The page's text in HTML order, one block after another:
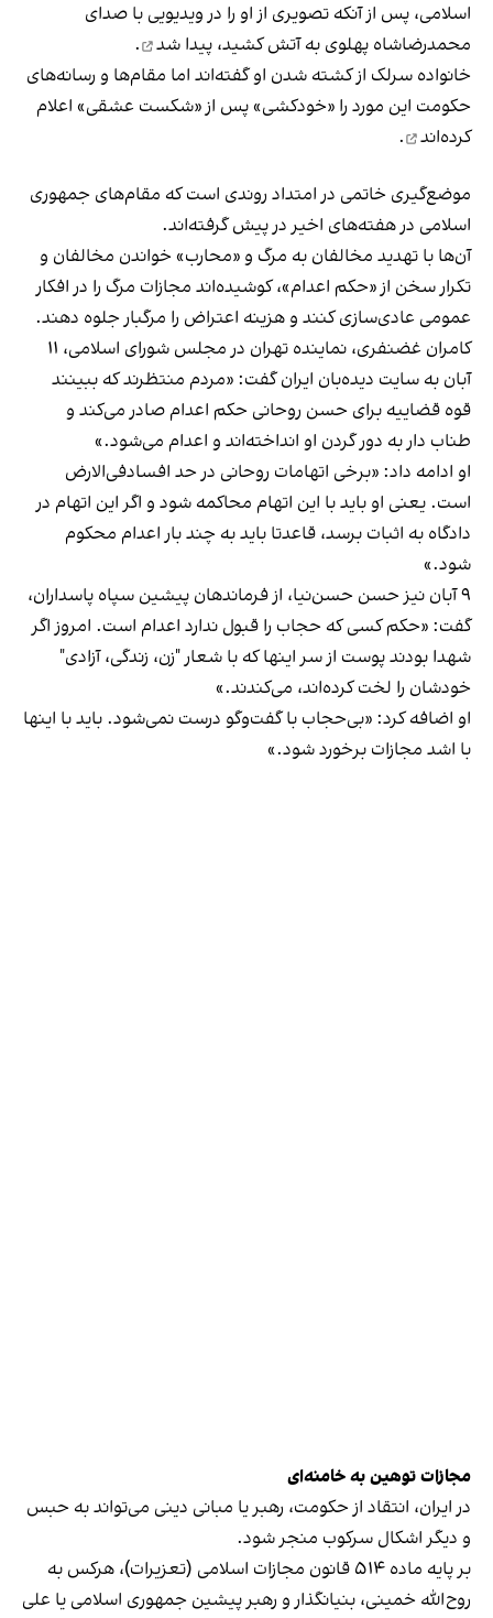
اسلامی، پس از آنکه تصویری از او را در ویدیویی با صدای
محمدرضاشاه پهلوی به آتش کشید، پیدا شد
.
خانواده سرلک از کشته شدن او گفته‌اند اما مقام‌ها و رسانه‌های
حکومت این مورد را «خودکشی» پس از «شکست عشقی» اعلام
کرده‌اند
.
موضع‌گیری خاتمی در امتداد روندی است که مقام‌های جمهوری
اسلامی در هفته‌های اخیر در پیش گرفته‌اند.
آن‌ها با تهدید مخالفان به مرگ و «محارب» خواندن مخالفان و
تکرار سخن از «حکم اعدام»، کوشیده‌اند مجازات مرگ را در افکار
عمومی عادی‌سازی کنند و هزینه اعتراض را مرگبار جلوه دهند.
کامران غضنفری، نماینده تهران در مجلس شورای اسلامی، ۱۱
آبان به سایت دیده‌بان ایران گفت: «مردم منتظرند که ببینند
قوه قضاییه برای حسن روحانی حکم اعدام صادر می‌کند و
طناب دار به دور گردن او انداخته‌اند و اعدام می‌شود.»
او ادامه داد: «برخی اتهامات روحانی در حد افسادفی‌الارض
است. یعنی او باید با این اتهام محاکمه شود و اگر این اتهام در
دادگاه به اثبات برسد، قاعدتا باید به چند بار اعدام محکوم
شود.»
۹ آبان نیز حسن حسن‌نیا، از فرماندهان پیشین سپاه پاسداران،
گفت: «حکم کسی که حجاب را قبول ندارد اعدام است. امروز اگر
شهدا بودند پوست از سر اینها که با شعار "زن، زندگی، آزادی"
خودشان را لخت کرده‌اند، می‌کندند.»
او اضافه کرد: «بی‌حجاب با گفت‌وگو درست نمی‌شود. باید با اینها
با اشد مجازات برخورد شود.»
مجازات توهین به خامنه‌ای
در ایران، انتقاد از حکومت، رهبر یا مبانی دینی می‌تواند به حبس
و دیگر اشکال سرکوب منجر شود.
بر پایه ماده ۵۱۴ قانون مجازات اسلامی (تعزیرات)، هرکس به
روح‌الله خمینی، بنیانگذار و رهبر پیشین جمهوری اسلامی یا علی